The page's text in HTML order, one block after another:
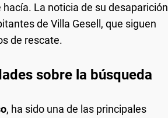
La noticia de su desaparición
de Villa Gesell, que siguen
de rescate.
sobre la búsqueda
, ha sido una de las principales